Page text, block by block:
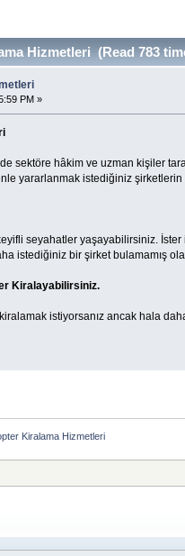
Hizmetleri (Read 783
PM »
sektöre hâkim ve uzman kişiler
yararlanmak istediğiniz
seyahatler yaşayabilirsiniz.
istediğiniz bir şirket bulamamış
Kiralayabilirsiniz.
istiyorsanız ancak hala
Kiralama Hizmetleri